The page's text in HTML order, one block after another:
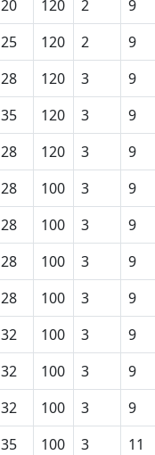
20 120 2
9
25 120 2
9
28 120 3
9
35 120 3
9
28 120 3
9
28 100 3
9
28 100 3
9
28 100 3
9
28 100 3
9
32 100 3
9
32 100 3
9
32 100 3
9
35 100 3
11